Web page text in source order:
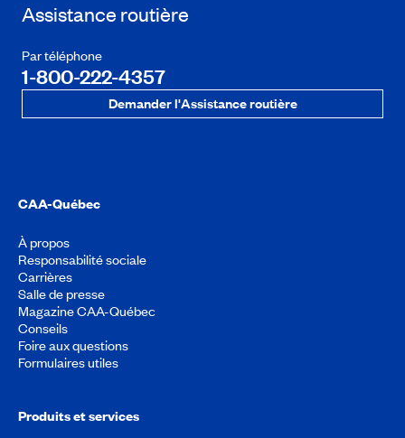
Assistance routière
Par téléphone
1-800-222-4357
Demander l'Assistance routière
CAA-Québec
À propos
Responsabilité sociale
Carrières
Salle de presse
Magazine CAA-Québec
Conseils
Foire aux questions
Formulaires utiles
Produits et services